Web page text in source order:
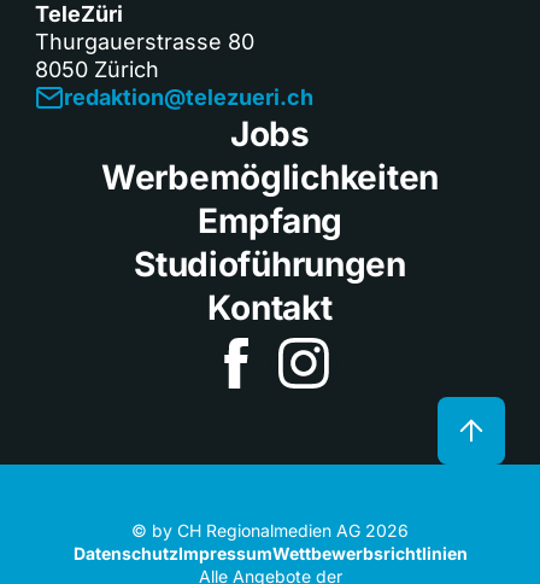
TeleZüri
Thurgauerstrasse 80
8050 Zürich
redaktion@telezueri.ch
Jobs
Werbemöglichkeiten
Empfang
Studioführungen
Kontakt
© by CH Regionalmedien AG 2026
DatenschutzImpressumWettbewerbsrichtlinien
Alle Angebote der